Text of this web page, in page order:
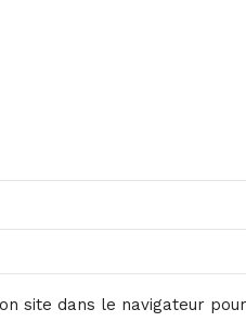
site dans le navigateur